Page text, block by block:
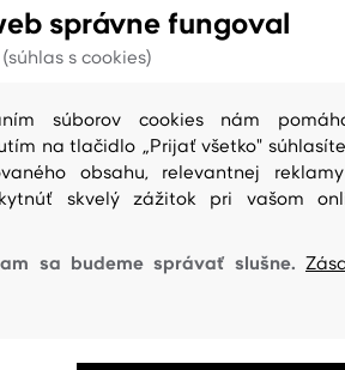
90 €
40 €
Dostupné veľkosti:
správne fungoval
(súhlas s cookies)
súborov cookies nám
na tlačidlo „Prijať všetko"
obsahu, relevantnej
skvelý zážitok pri vašom
sa budeme správať slušne.